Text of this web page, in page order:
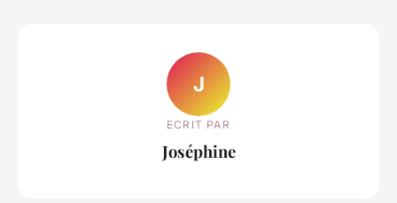
J
ECRIT PAR
Joséphine